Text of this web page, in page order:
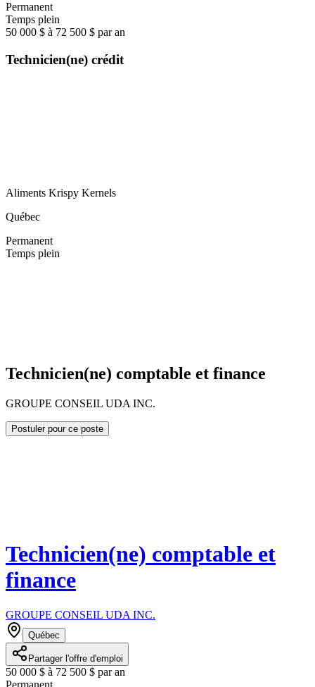
Permanent
Temps plein
50 000 $ à 72 500 $ par an
Technicien(ne) crédit
Aliments Krispy Kernels
Québec
Permanent
Temps plein
Technicien(ne) comptable et finance
GROUPE CONSEIL UDA INC.
Postuler pour ce poste
Technicien(ne) comptable et
finance
GROUPE CONSEIL UDA INC.
Québec
Partager l'offre d'emploi
50 000 $ à 72 500 $ par an
Permanent